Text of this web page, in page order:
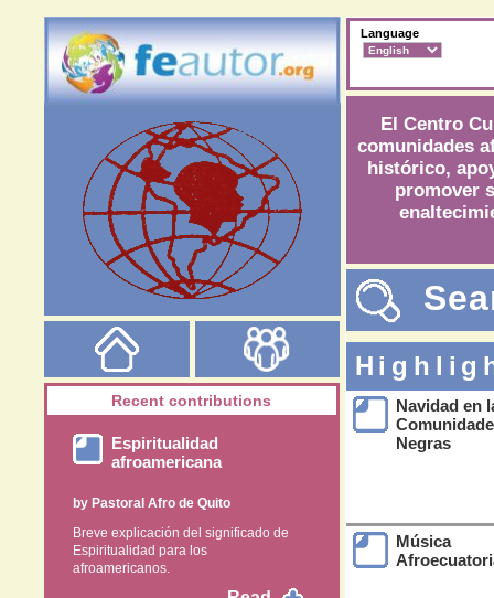
Recent contributions
Espiritualidad
afroamericana
by Pastoral Afro de Quito
Breve explicación del significado de
Espiritualidad para los
afroamericanos.
Language
El Centro
comunidades
histórico,
promover
Navidad en
Negras
Música